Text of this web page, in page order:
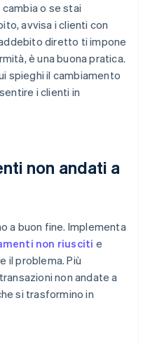
o se stai
avvisa i clienti con
diretto ti impone
è una buona pratica.
spieghi il cambiamento
i clienti in
non andati a
a buon fine. Implementa
non riusciti e
il problema. Più
non andate a
si trasformino in